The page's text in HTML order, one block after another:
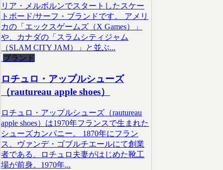
リア・メルボルンでスタートしたスケー
トボード/サーフ・ブランドです。 アメリ
カの「エックスゲームズ（X Games）」
や、カナダの「スラムシティジャム
（SLAM CITY JAM）」と並ぶ...
ブランド
ロチュロ・アップルシューズ
（rautureau apple shoes）
ロチュロ・アップルシューズ（rautureau
apple shoes）は1970年フランスで生まれた
シューズカンパニー。 1870年にフラン
ス、ヴァンデ・ゴブルチエールにて創業
者である、ロチュロ夫妻がはじめた靴工
場が前身。1970年...